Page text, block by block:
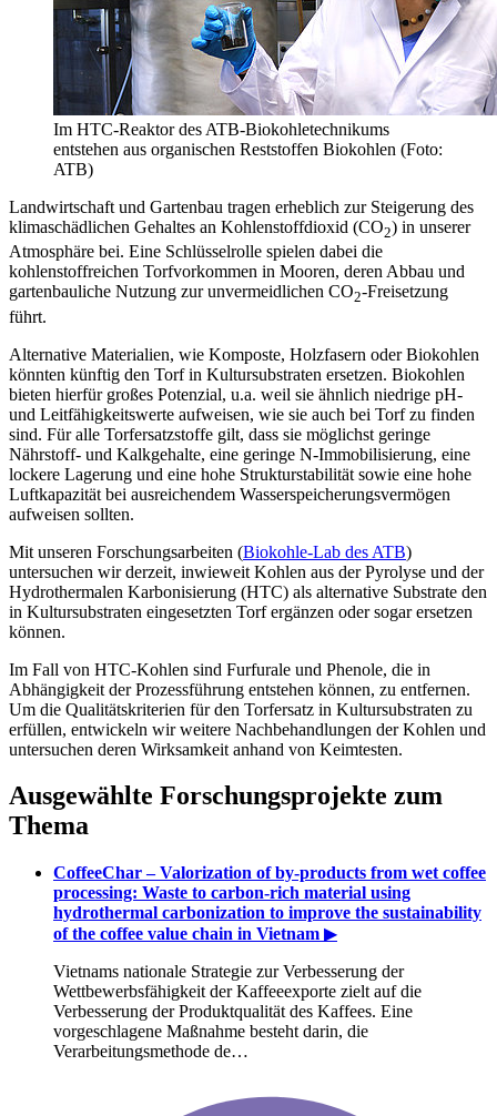
Im HTC-Reaktor des ATB-Biokohletechnikums
entstehen aus organischen Reststoffen Biokohlen (Foto:
ATB)
Landwirtschaft und Gartenbau tragen erheblich zur Steigerung des
klimaschädlichen Gehaltes an Kohlenstoffdioxid (CO2) in unserer
Atmosphäre bei. Eine Schlüsselrolle spielen dabei die
kohlenstoffreichen Torfvorkommen in Mooren, deren Abbau und
gartenbauliche Nutzung zur unvermeidlichen CO2-Freisetzung
führt.
Alternative Materialien, wie Komposte, Holzfasern oder Biokohlen
könnten künftig den Torf in Kultursubstraten ersetzen. Biokohlen
bieten hierfür großes Potenzial, u.a. weil sie ähnlich niedrige pH-
und Leitfähigkeitswerte aufweisen, wie sie auch bei Torf zu finden
sind. Für alle Torfersatzstoffe gilt, dass sie möglichst geringe
Nährstoff- und Kalkgehalte, eine geringe N-Immobilisierung, eine
lockere Lagerung und eine hohe Strukturstabilität sowie eine hohe
Luftkapazität bei ausreichendem Wasserspeicherungsvermögen
aufweisen sollten.
Mit unseren Forschungsarbeiten (Biokohle-Lab des ATB)
untersuchen wir derzeit, inwieweit Kohlen aus der Pyrolyse und der
Hydrothermalen Karbonisierung (HTC) als alternative Substrate den
in Kultursubstraten eingesetzten Torf ergänzen oder sogar ersetzen
können.
Im Fall von HTC-Kohlen sind Furfurale und Phenole, die in
Abhängigkeit der Prozessführung entstehen können, zu entfernen.
Um die Qualitätskriterien für den Torfersatz in Kultursubstraten zu
erfüllen, entwickeln wir weitere Nachbehandlungen der Kohlen und
untersuchen deren Wirksamkeit anhand von Keimtesten.
Ausgewählte Forschungsprojekte zum
Thema
CoffeeChar – Valorization of by-products from wet coffee
processing: Waste to carbon-rich material using
hydrothermal carbonization to improve the sustainability
of the coffee value chain in Vietnam ▶
Vietnams nationale Strategie zur Verbesserung der
Wettbewerbsfähigkeit der Kaffeeexporte zielt auf die
Verbesserung der Produktqualität des Kaffees. Eine
vorgeschlagene Maßnahme besteht darin, die
Verarbeitungsmethode de…